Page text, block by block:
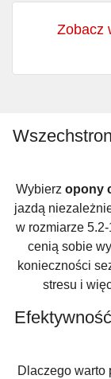
Zobacz
Wybierz opony
jazdą
w rozmiarze
cenią sobie
konieczności
stresu i
Efektywność
Dlaczego warto